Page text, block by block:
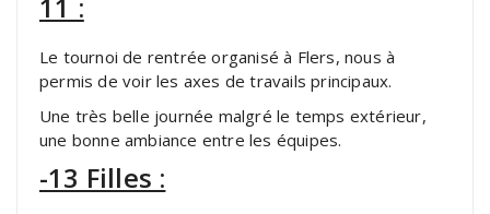
Le tournoi de rentrée organisé à Flers, nous à
permis de voir les axes de travails principaux.
Une très belle journée malgré le temps extérieur,
une bonne ambiance entre les équipes.
-13 Filles :